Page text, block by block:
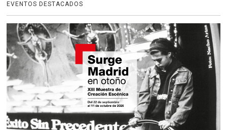
EVENTOS DESTACADOS